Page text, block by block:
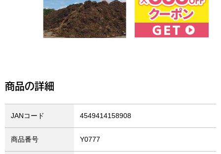
商品の詳細
JANコード 4549414158908
商品番号 Y0777